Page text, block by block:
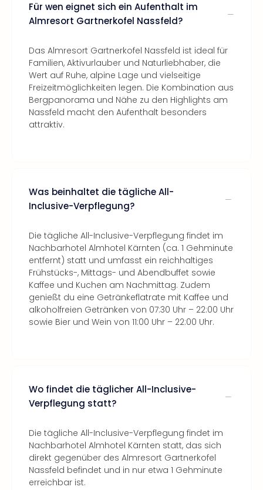
Für wen eignet sich ein Aufenthalt im
Almresort Gartnerkofel Nassfeld?
Das Almresort Gartnerkofel Nassfeld ist ideal für
Familien, Aktivurlauber und Naturliebhaber, die
Wert auf Ruhe, alpine Lage und vielseitige
Freizeitmöglichkeiten legen. Die Kombination aus
Bergpanorama und Nähe zu den Highlights am
Nassfeld macht den Aufenthalt besonders
attraktiv.
Was beinhaltet die tägliche All-
Inclusive-Verpflegung?
Die tägliche All-Inclusive-Verpflegung findet im
Nachbarhotel Almhotel Kärnten (ca. 1 Gehminute
entfernt) statt und umfasst ein reichhaltiges
Frühstücks-, Mittags- und Abendbuffet sowie
Kaffee und Kuchen am Nachmittag. Zudem
genießt du eine Getränkeflatrate mit Kaffee und
alkoholfreien Getränken von 07:30 Uhr – 22:00 Uhr
sowie Bier und Wein von 11:00 Uhr – 22:00 Uhr.
Wo findet die täglicher All-Inclusive-
Verpflegung statt?
Die tägliche All-Inclusive-Verpflegung findet im
Nachbarhotel Almhotel Kärnten statt, das sich
direkt gegenüber des Almresort Gartnerkofel
Nassfeld befindet und in nur etwa 1 Gehminute
erreichbar ist.